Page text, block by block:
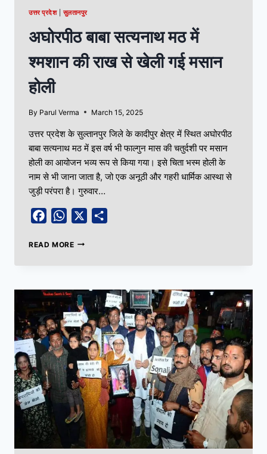
उत्तर प्रदेश|सुलतानपुर
अघोरपीठ बाबा सत्यनाथ मठ में
श्मशान की राख से खेली गई मसान
होली
By Parul Verma March 15, 2025
उत्तर प्रदेश के सुल्तानपुर जिले के कादीपुर क्षेत्र में स्थित अघोरपीठ
बाबा सत्यनाथ मठ में इस वर्ष भी फाल्गुन मास की चतुर्दशी पर मसान
होली का आयोजन भव्य रूप से किया गया। इसे चिता भस्म होली के
नाम से भी जाना जाता है, जो एक अनूठी और गहरी धार्मिक आस्था से
जुड़ी परंपरा है। गुरुवार…
FacebookWhatsApp
READ MORE